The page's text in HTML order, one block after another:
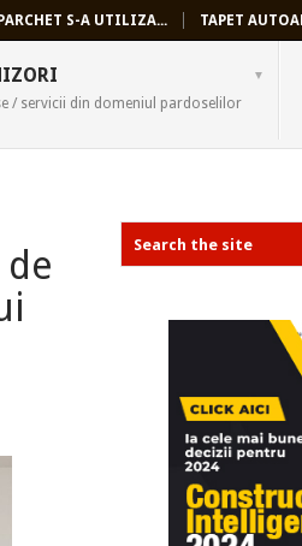
S-A UTILIZA... TAPET
/ servicii din domeniul pardoselilor